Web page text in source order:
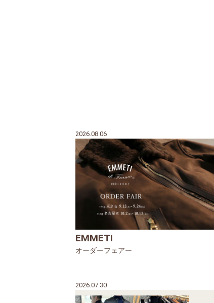
2026.08.06
EMMETI
オーダーフェアー
2026.07.30